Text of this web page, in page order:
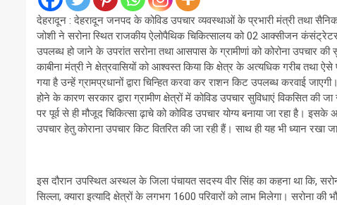
देहरादून : देहरादून जनपद के कोविड उपचार व्यवस्थाओं के प्रभारी मंत्री तथा
जोशी ने सरोना स्थित राजकीय ऐलोपैथिक चिकित्सालय को 02 आक्सीजन
उपलब्ध हो जाने के उपरांत सरोना तथा आसपास के ग्रामीणां को कोरोना उपचार की
काबीना मंत्री ने क्षेत्रवासियों को आश्वस्त किया कि क्षेत्र के अत्यधिक गरीब
गया है उन्हें ग्रामप्रधानों द्वारा चिन्हित करवा कर राशन किट उपलब्ध करवाई
होने के कारण सरकार द्वारा ग्रामीण क्षेत्रों में कोविड उपचार सुविधाएं विकसित की
पर पूर्व से ही मौजूद चिकित्सा ढ़ाचे को कोविड उपचार योग्य बनाया जा रहा है।
उपचार हेतु कोराना उपचार किट वितरित की जा रही हैं। साथ ही यह भी ध्यान रखा
इस दौरान उपस्थित अस्थल के जिला पंचायत सदस्य वीर सिंह का कहना था कि,
सिल्ला, क्यारा इत्यादि क्षेत्रों के लगभग 1600 परिवारों को लाभ मिलेगा। सरोना